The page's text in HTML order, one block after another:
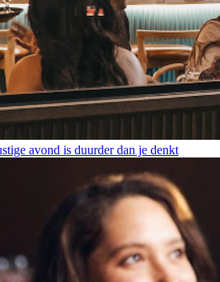
avond is duurder dan je denkt